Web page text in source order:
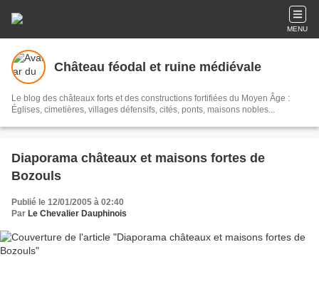
MENU
Château féodal et ruine médiévale
Le blog des châteaux forts et des constructions fortifiées du Moyen Âge :
Églises, cimetières, villages défensifs, cités, ponts, maisons nobles...
Diaporama châteaux et maisons fortes de
Bozouls
Publié le 12/01/2005 à 02:40
Par Le Chevalier Dauphinois